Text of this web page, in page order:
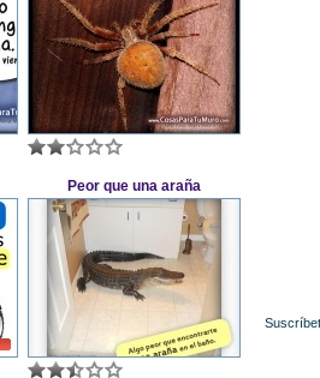
Peor que una araña